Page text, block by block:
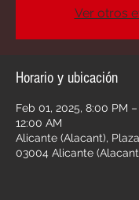
Ver otros
Horario y ubicación
Feb 01, 2025, 8:00 PM
12:00 AM
Alicante (Alacant),
03004 Alicante